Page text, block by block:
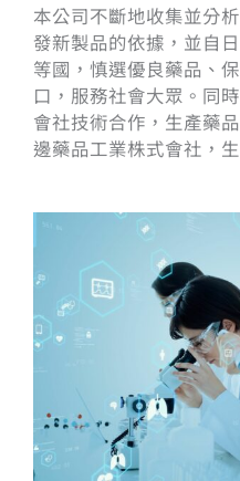
本公司不斷地收集並分
發新製品的依據，並自
等國，慎選優良藥品、
口，服務社會大眾。同
會社技術合作，生產藥
邊藥品工業株式會社，